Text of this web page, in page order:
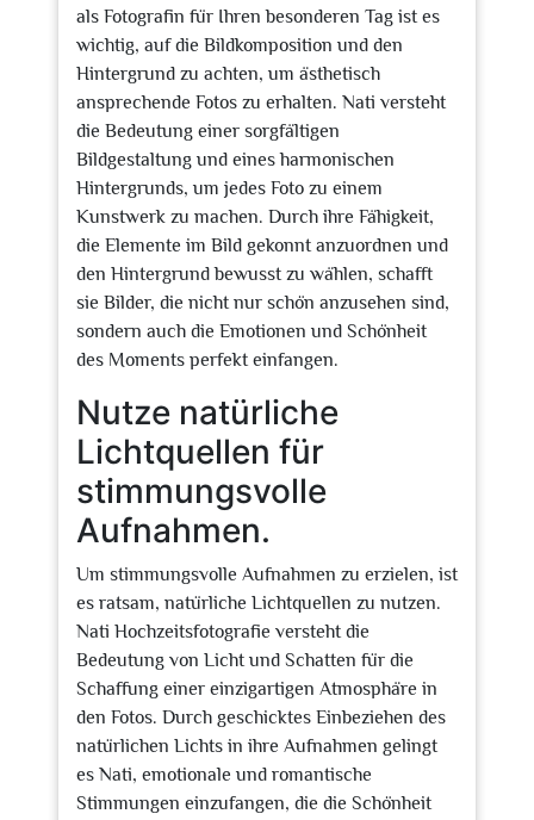
als Fotografin für Ihren besonderen Tag ist es
wichtig, auf die Bildkomposition und den
Hintergrund zu achten, um ästhetisch
ansprechende Fotos zu erhalten. Nati versteht
die Bedeutung einer sorgfältigen
Bildgestaltung und eines harmonischen
Hintergrunds, um jedes Foto zu einem
Kunstwerk zu machen. Durch ihre Fähigkeit,
die Elemente im Bild gekonnt anzuordnen und
den Hintergrund bewusst zu wählen, schafft
sie Bilder, die nicht nur schön anzusehen sind,
sondern auch die Emotionen und Schönheit
des Moments perfekt einfangen.
Nutze natürliche
Lichtquellen für
stimmungsvolle
Aufnahmen.
Um stimmungsvolle Aufnahmen zu erzielen, ist
es ratsam, natürliche Lichtquellen zu nutzen.
Nati Hochzeitsfotografie versteht die
Bedeutung von Licht und Schatten für die
Schaffung einer einzigartigen Atmosphäre in
den Fotos. Durch geschicktes Einbeziehen des
natürlichen Lichts in ihre Aufnahmen gelingt
es Nati, emotionale und romantische
Stimmungen einzufangen, die die Schönheit